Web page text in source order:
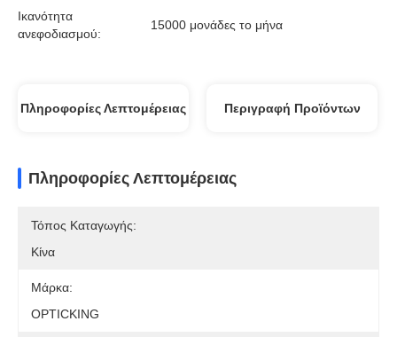
Ικανότητα
ανεφοδιασμού:
15000 μονάδες το μήνα
Πληροφορίες Λεπτομέρειας Περιγραφή Προϊόντων
Πληροφορίες Λεπτομέρειας
Τόπος Καταγωγής:
Κίνα
Μάρκα:
OPTICKING